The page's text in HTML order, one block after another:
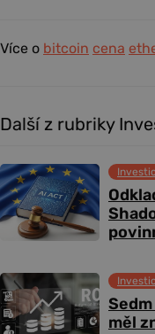
Více o bitcoin cena
Další z rubriky
měl